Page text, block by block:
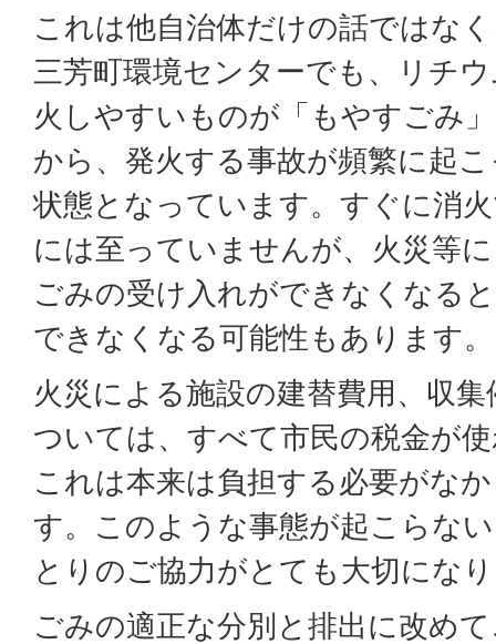
これは他自治体だけの話ではな
三芳町環境センターでも、リチ
火しやすいものが「もやすごみ
から、発火する事故が頻繁に起
状態となっています。すぐに消
には至っていませんが、火災等
ごみの受け入れができなくなる
できなくなる可能性もあります。
火災による施設の建替費用、収
ついては、すべて市民の税金が
これは本来は負担する必要がな
す。このような事態が起こらな
とりのご協力がとても大切にな
ごみの適正な分別と排出に改め